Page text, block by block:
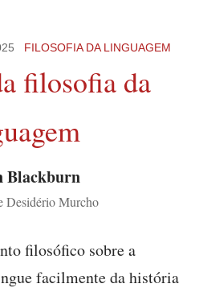
FILOSOFIA DA LINGUAGEM
filosofia da
Blackburn
Desidério Murcho
filosófico sobre a
facilmente da história